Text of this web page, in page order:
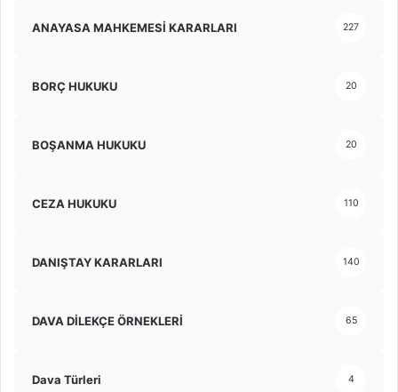
ANAYASA MAHKEMESİ KARARLARI 227
BORÇ HUKUKU 20
BOŞANMA HUKUKU 20
CEZA HUKUKU 110
DANIŞTAY KARARLARI 140
DAVA DİLEKÇE ÖRNEKLERİ 65
Dava Türleri 4